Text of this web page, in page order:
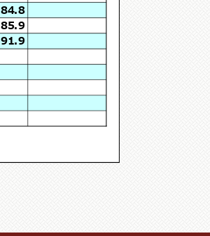
84.8
85.9
91.9